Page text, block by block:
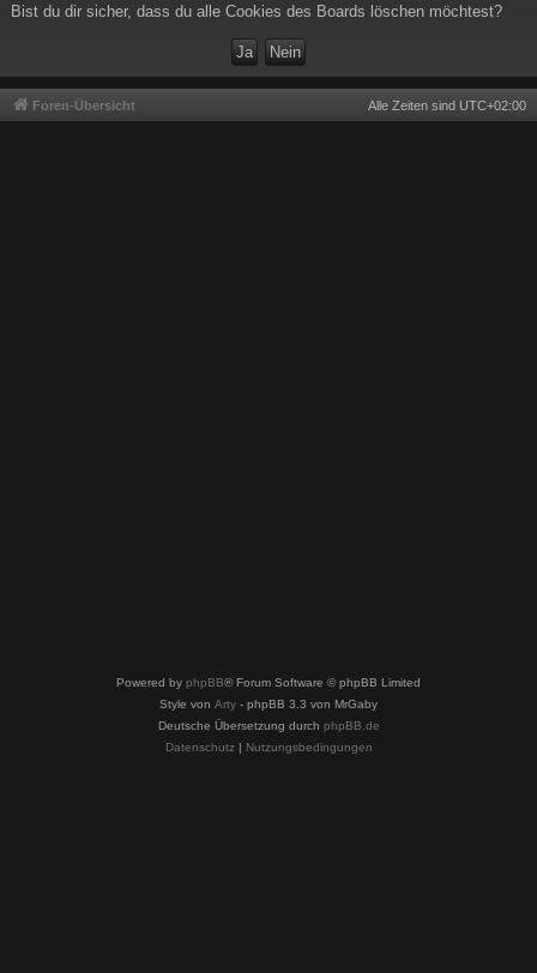
Bist du dir sicher, dass du alle Cookies des Boards löschen möchtest?
Foren-Übersicht Alle Zeiten sind UTC+02:00
Powered by phpBB® Forum Software © phpBB Limited
Style von Arty - phpBB 3.3 von MrGaby
Deutsche Übersetzung durch phpBB.de
Datenschutz| Nutzungsbedingungen